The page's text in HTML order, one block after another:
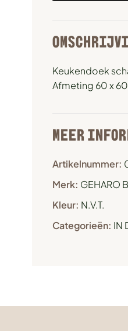
Keukendoek
Afmeting 60 x
MEER
Artikelnummer:
Merk: GEHARO
Kleur: N.V.T.
Categorieën: IN